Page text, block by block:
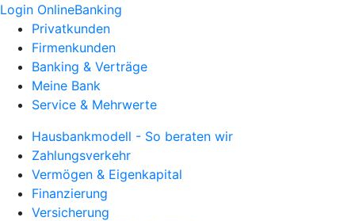
Login OnlineBanking
Privatkunden
Firmenkunden
Banking & Verträge
Meine Bank
Service & Mehrwerte
Hausbankmodell - So beraten wir
Zahlungsverkehr
Vermögen & Eigenkapital
Finanzierung
Versicherung